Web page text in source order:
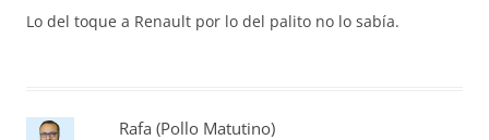
Lo del toque a Renault por lo del palito no lo sabía.
Rafa (Pollo Matutino)